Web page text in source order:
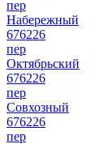
пер
Набережный
676226
пер
Октябрьский
676226
пер
Совхозный
676226
пер